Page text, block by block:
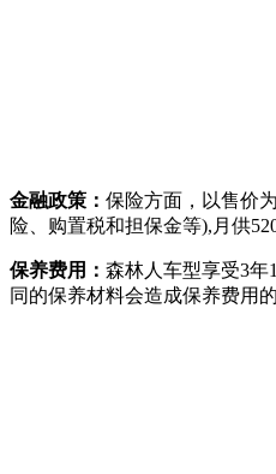
金融政策： 保险方面，以售价
险、购置税和担保金等),月供
保养费用： 森林人车型享受3年
同的保养材料会造成保养费用